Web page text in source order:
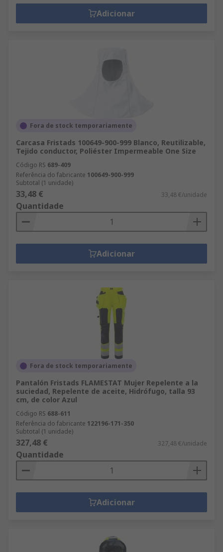
Adicionar
Fora de stock temporariamente
Carcasa Fristads 100649-900-999 Blanco, Reutilizable,
Tejido conductor, Poliéster Impermeable One Size
Código RS 689-409
Referência do fabricante 100649-900-999
Subtotal (1 unidade)
33,48 € 33,48 €/unidade
Quantidade
Adicionar
Fora de stock temporariamente
Pantalón Fristads FLAMESTAT Mujer Repelente a la
suciedad, Repelente de aceite, Hidrófugo, talla 93
cm, de color Azul
Código RS 688-611
Referência do fabricante 122196-171-350
Subtotal (1 unidade)
327,48 € 327,48 €/unidade
Quantidade
Adicionar